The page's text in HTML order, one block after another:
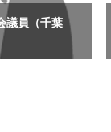
議員（千葉